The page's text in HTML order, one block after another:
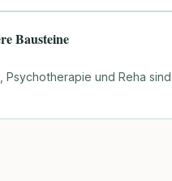
Bausteine
Psychotherapie und Reha